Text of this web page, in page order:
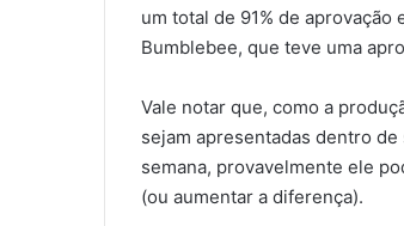
um total de 91% de
Bumblebee, que teve uma
Vale notar que, como a
sejam apresentadas dentro
semana, provavelmente ele
(ou aumentar a diferença).